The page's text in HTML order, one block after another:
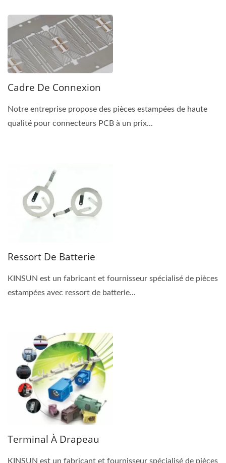
Cadre De Connexion
Notre entreprise propose des pièces estampées de haute
qualité pour connecteurs PCB à un prix...
Ressort De Batterie
KINSUN est un fabricant et fournisseur spécialisé de pièces
estampées avec ressort de batterie...
Terminal À Drapeau
KINSUN est un fabricant et fournisseur spécialisé de pièces